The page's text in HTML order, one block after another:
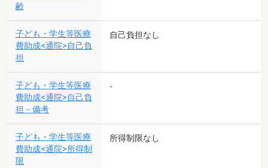
齢
子ども・学生等医療
費助成<通院>自己負
担
自己負担なし
子ども・学生等医療
費助成<通院>自己負
担－備考
-
子ども・学生等医療
費助成<通院>所得制
限
所得制限なし